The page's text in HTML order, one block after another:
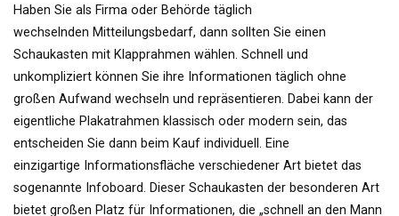
Haben Sie als Firma oder Behörde täglich
wechselnden Mitteilungsbedarf, dann sollten Sie einen
Schaukasten mit Klapprahmen wählen. Schnell und
unkompliziert können Sie ihre Informationen täglich ohne
großen Aufwand wechseln und repräsentieren. Dabei kann der
eigentliche Plakatrahmen klassisch oder modern sein, das
entscheiden Sie dann beim Kauf individuell. Eine
einzigartige Informationsfläche verschiedener Art bietet das
sogenannte Infoboard. Dieser Schaukasten der besonderen Art
bietet großen Platz für Informationen, die „schnell an den Mann